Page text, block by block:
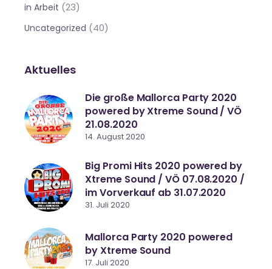
in Arbeit (23)
Uncategorized (40)
Aktuelles
Die große Mallorca Party 2020
powered by Xtreme Sound / VÖ
21.08.2020
14. August 2020
Big Promi Hits 2020 powered by
Xtreme Sound / VÖ 07.08.2020 /
im Vorverkauf ab 31.07.2020
31. Juli 2020
Mallorca Party 2020 powered
by Xtreme Sound
17. Juli 2020